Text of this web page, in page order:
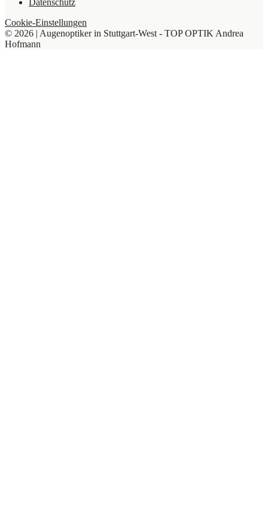
Datenschutz
Cookie-Einstellungen
© 2026 | Augenoptiker in Stuttgart-West - TOP OPTIK Andrea
Hofmann